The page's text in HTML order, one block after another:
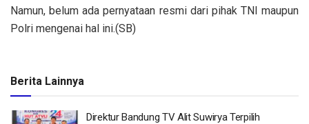
Namun, belum ada pernyataan resmi dari pihak TNI maupun
Polri mengenai hal ini.(SB)
Berita Lainnya
Direktur Bandung TV Alit Suwirya Terpilih